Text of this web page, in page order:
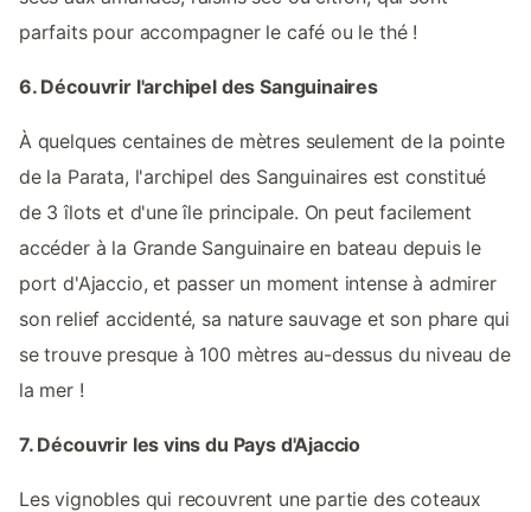
parfaits pour accompagner le café ou le thé !
6. Découvrir l'archipel des Sanguinaires
À quelques centaines de mètres seulement de la pointe
de la Parata, l'archipel des Sanguinaires est constitué
de 3 îlots et d'une île principale. On peut facilement
accéder à la Grande Sanguinaire en bateau depuis le
port d'Ajaccio, et passer un moment intense à admirer
son relief accidenté, sa nature sauvage et son phare qui
se trouve presque à 100 mètres au-dessus du niveau de
la mer !
7. Découvrir les vins du Pays d'Ajaccio
Les vignobles qui recouvrent une partie des coteaux